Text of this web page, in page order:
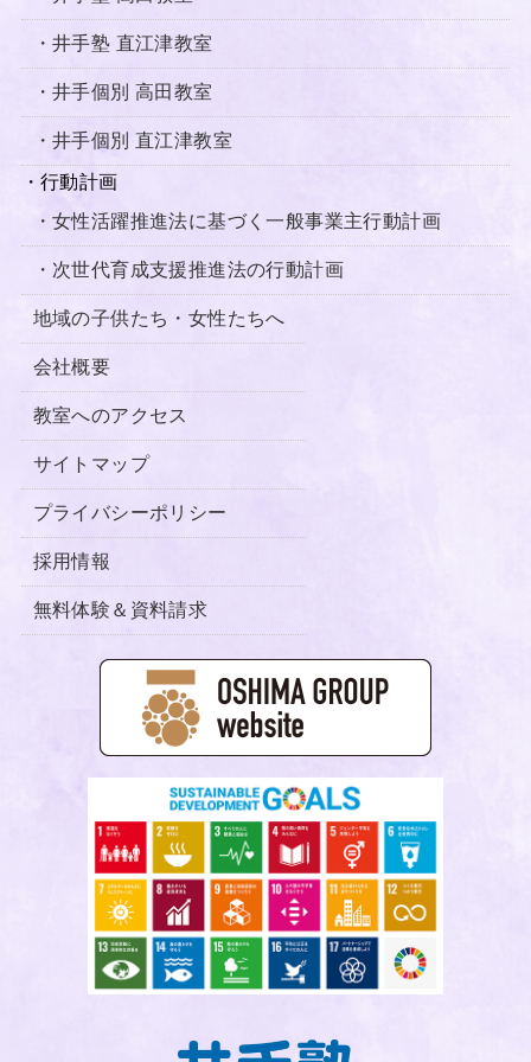
・井手塾 直江津教室
・井手個別 高田教室
・井手個別 直江津教室
・行動計画
・女性活躍推進法に基づく一般事業主行動計画
・次世代育成支援推進法の行動計画
地域の子供たち・女性たちへ
会社概要
教室へのアクセス
サイトマップ
プライバシーポリシー
採用情報
無料体験＆資料請求